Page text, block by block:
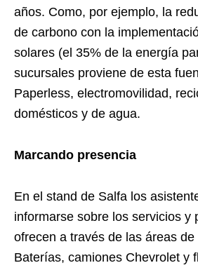
años. Como, por ejemplo, la
de carbono con la
solares (el 35% de la energía
sucursales proviene de esta
Paperless, electromovilidad,
domésticos y de agua.
Marcando presencia
En el stand de Salfa los
informarse sobre los servicios y
ofrecen a través de las áreas
Baterías, camiones Chevrolet y